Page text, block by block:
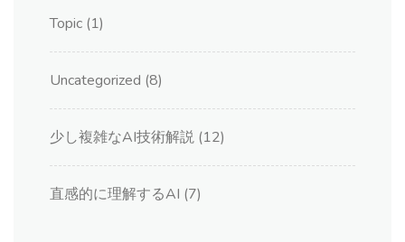
Topic (1)
Uncategorized (8)
少し複雑なAI技術解説 (12)
直感的に理解するAI (7)